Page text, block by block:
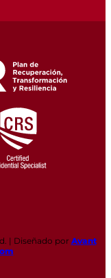
| Diseñado por Avant